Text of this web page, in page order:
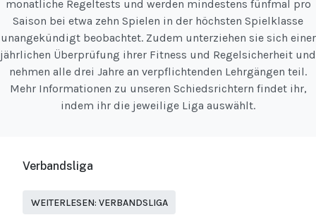
monatliche Regeltests und werden mindestens fünfmal pro
Saison bei etwa zehn Spielen in der höchsten Spielklasse
unangekündigt beobachtet. Zudem unterziehen sie sich einer
jährlichen Überprüfung ihrer Fitness und Regelsicherheit und
nehmen alle drei Jahre an verpflichtenden Lehrgängen teil.
Mehr Informationen zu unseren Schiedsrichtern findet ihr,
indem ihr die jeweilige Liga auswählt.
Verbandsliga
WEITERLESEN: VERBANDSLIGA